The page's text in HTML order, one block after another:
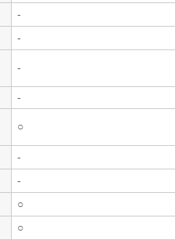
-
-
-
-
○
-
-
○
○